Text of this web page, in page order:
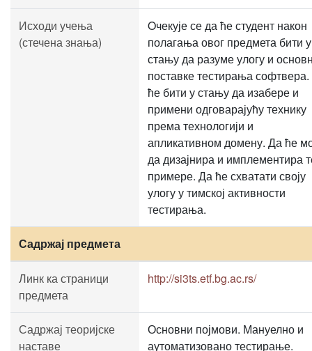
Исходи учења
(стечена знања)
Oчекује се да ће студент након
полагања овог предмета бити у
стању да разуме улогу и
поставке тестирања
ће бити у стању да изабере и
примени одговарајућу технику
према технологији и
апликативном домену. Да ће
да дизајнира и имплементира
примере. Да ће схватати своју
улогу у тимској активности
тестирања.
Садржај предмета
Линк ка страници
предмета
http://si3ts.etf.bg.ac.rs/
Садржај теоријске
наставе
Основни појмови. Мануелно и
аутоматизовано тестирање.